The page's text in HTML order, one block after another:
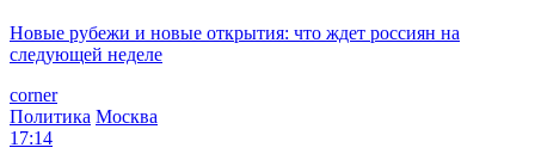
Новые рубежи и новые открытия: что ждет россиян на
следующей неделе
corner
Политика Москва
17:14